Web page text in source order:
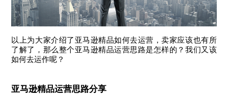
以上为大家介绍了亚马逊精品如何去运营，卖家应该也有所
了解了，那么整个亚马逊精品运营思路是怎样的？我们又该
如何去运作呢？
亚马逊精品运营思路分享